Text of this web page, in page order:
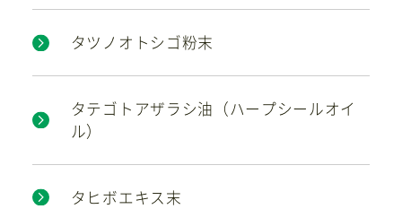
タツノオトシゴ粉末
タテゴトアザラシ油（ハープシールオイ
ル）
タヒボエキス末